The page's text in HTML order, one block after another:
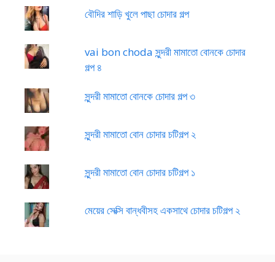
বৌদির শাড়ি খুলে পাছা চোদার গল্প
vai bon choda সুন্দরী মামাতো বোনকে চোদার
গল্প ৪
সুন্দরী মামাতো বোনকে চোদার গল্প ৩
সুন্দরী মামাতো বোন চোদার চটিগল্প ২
সুন্দরী মামাতো বোন চোদার চটিগল্প ১
মেয়ের সেক্সি বান্ধবীসহ একসাথে চোদার চটিগল্প ২